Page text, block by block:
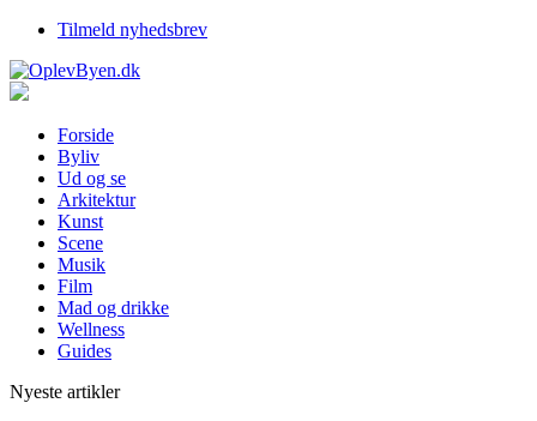
Tilmeld nyhedsbrev
Forside
Byliv
Ud og se
Arkitektur
Kunst
Scene
Musik
Film
Mad og drikke
Wellness
Guides
Nyeste artikler